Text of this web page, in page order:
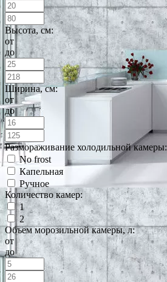
Высота, см:
от
до
Ширина, см:
от
до
Размораживание холодильной камеры:
No frost
Капельная
Ручное
Количество камер:
1
2
Объем морозильной камеры, л:
от
до